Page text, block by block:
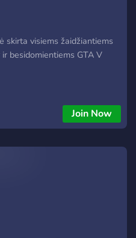
skirta visiems žaidžiantiems
ir besidomientiems GTA V
Join Now